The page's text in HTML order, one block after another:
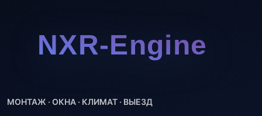
МОНТАЖ · ОКНА · КЛИМАТ · ВЫЕЗД